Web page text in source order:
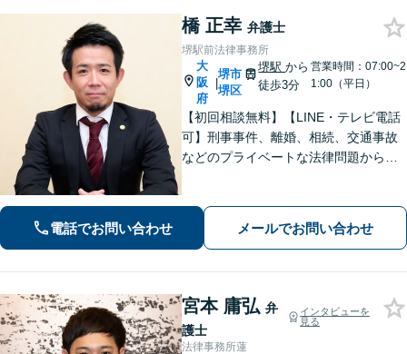
橋 正幸 弁護士
堺駅前法律事務所
大
阪
府
|
堺市
堺区
堺駅から
徒歩3分
営業時間：07:00~2
1:00（平日）
【初回相談無料】【LINE・テレビ電話
可】刑事事件、離婚、相続、交通事故
などのプライベートな法律問題から、
広く対応。トラブル解決のための身近
な相談相手として、お気軽にご連絡く
電話でお問い合わせ メールでお問い合わせ
宮本 庸弘 弁
護士
インタビューを
見る
法律事務所蓮